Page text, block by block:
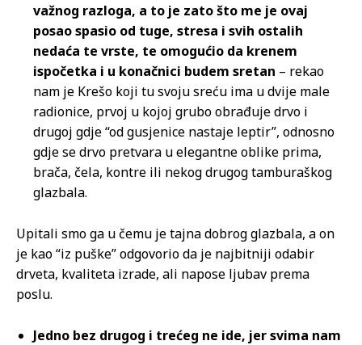
važnog razloga, a to je zato što me je ovaj
posao spasio od tuge, stresa i svih ostalih
nedaća te vrste, te omogućio da krenem
ispočetka i u konačnici budem sretan – rekao
nam je Krešo koji tu svoju sreću ima u dvije male
radionice, prvoj u kojoj grubo obrađuje drvo i
drugoj gdje “od gusjenice nastaje leptir”, odnosno
gdje se drvo pretvara u elegantne oblike prima,
brača, čela, kontre ili nekog drugog tamburaškog
glazbala.
Upitali smo ga u čemu je tajna dobrog glazbala, a on
je kao “iz puške” odgovorio da je najbitniji odabir
drveta, kvaliteta izrade, ali napose ljubav prema
poslu.
Jedno bez drugog i trećeg ne ide, jer svima nam